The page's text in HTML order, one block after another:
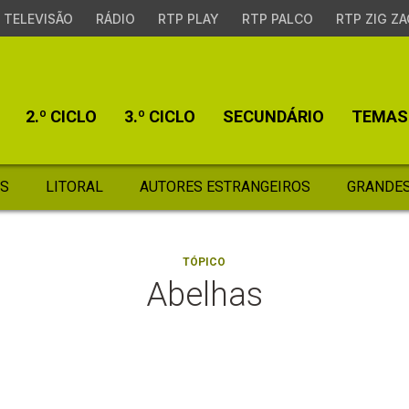
TELEVISÃO RÁDIO RTP PLAY RTP PALCO RTP ZIG
2.º CICLO 3.º CICLO SECUNDÁRIO TEMAS
LITORAL AUTORES ESTRANGEIROS
TÓPICO
Abelhas